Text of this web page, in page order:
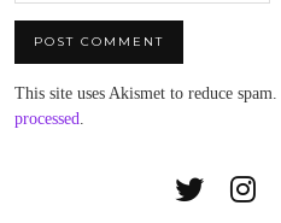
This site uses Akismet to reduce spam.
processed.